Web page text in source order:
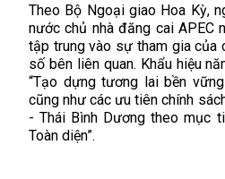
Theo Bộ Ngoại giao Hoa Kỳ,
nước chủ nhà đăng cai APEC
tập trung vào sự tham gia của
số bên liên quan. Khẩu hiệu
“Tạo dựng tương lai bền
cũng như các ưu tiên chính
- Thái Bình Dương theo mục
Toàn diện”.